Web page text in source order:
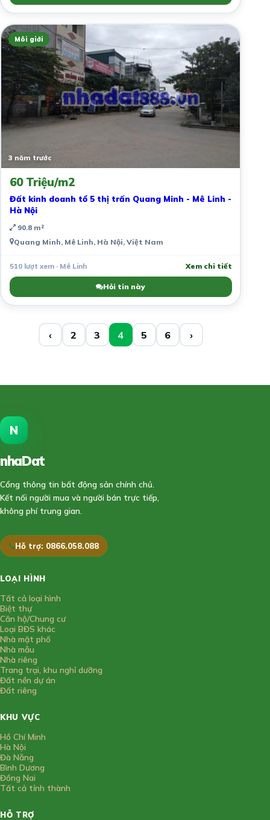
Môi giới
3 năm trước
60 Triệu/m2
Đất kinh doanh tổ 5 thị trấn Quang Minh - Mê Linh -
Hà Nội
90.8 m²
Quang Minh, Mê Linh, Hà Nội, Việt Nam
510 lượt xem · Mê Linh Xem chi tiết
Hỏi tin này
‹ 2 3 4 5 6 ›
N
nhaDat
Cổng thông tin bất động sản chính chủ.
Kết nối người mua và người bán trực tiếp,
không phí trung gian.
Hỗ trợ: 0866.058.088
LOẠI HÌNH
Tất cả loại hình
Biệt thự
Căn hộ/Chung cư
Loại BĐS khác
Nhà mặt phố
Nhà mẫu
Nhà riêng
Trang trại, khu nghỉ dưỡng
Đất nền dự án
Đất riêng
KHU VỰC
Hồ Chí Minh
Hà Nội
Đà Nẵng
Bình Dương
Đồng Nai
Tất cả tỉnh thành
HỖ TRỢ